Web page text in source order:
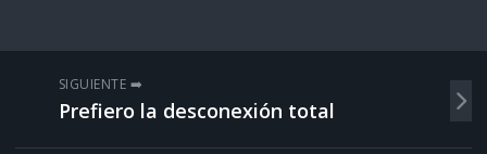
SIGUIENTE ➡️
Prefiero la desconexión total